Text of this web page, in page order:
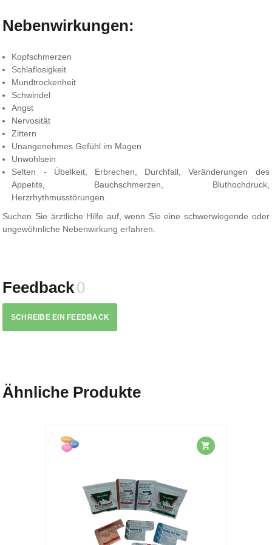
Nebenwirkungen:
Kopfschmerzen
Schlaflosigkeit
Mundtrockenheit
Schwindel
Angst
Nervosität
Zittern
Unangenehmes Gefühl im Magen
Unwohlsein
Selten - Übelkeit, Erbrechen, Durchfall, Veränderungen des
Appetits, Bauchschmerzen, Bluthochdruck,
Herzrhythmusstörungen.
Suchen Sie ärztliche Hilfe auf, wenn Sie eine schwerwiegende oder
ungewöhnliche Nebenwirkung erfahren.
Feedback0
SCHREIBE EIN FEEDBACK
Ähnliche Produkte